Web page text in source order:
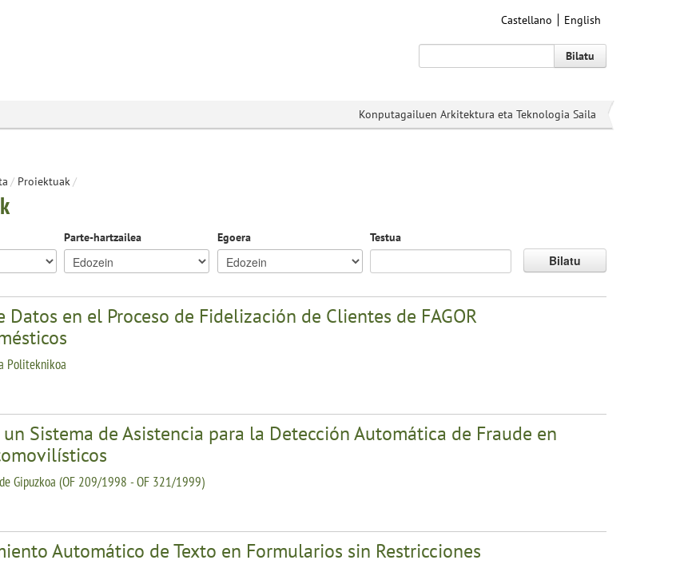
Castellano English
Bilatu
Konputagailuen Arkitektura eta Teknologia Saila
/ Proiektuak/
Parte-hartzailea Egoera Testua
Bilatu
Datos en el Proceso de Fidelización de Clientes de FAGOR
Politeknikoa
Sistema de Asistencia para la Detección Automática de Fraude en
Gipuzkoa (OF 209/1998 - OF 321/1999)
Automático de Texto en Formularios sin Restricciones